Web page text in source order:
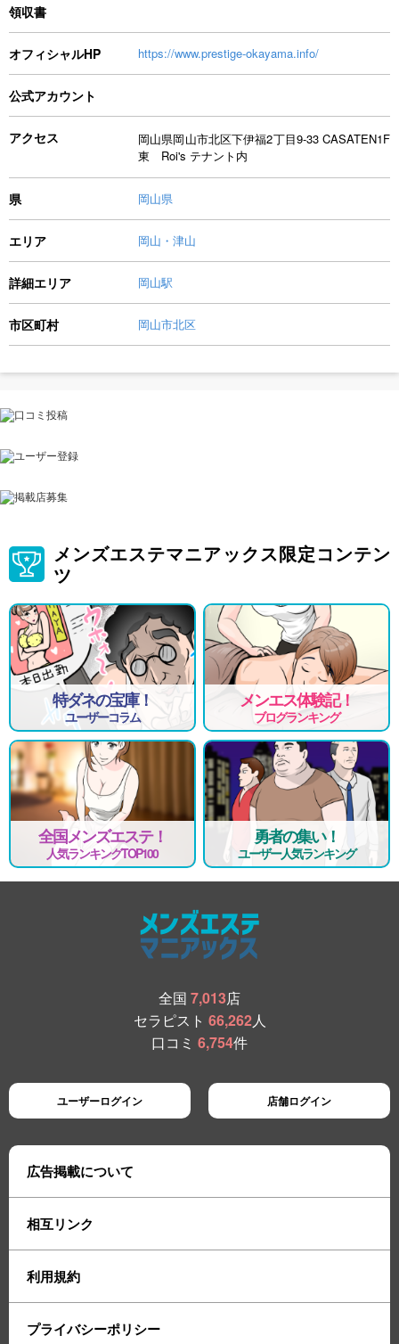
領収書
オフィシャルHP https://www.prestige-okayama.info/
公式アカウント
アクセス
岡山県岡山市北区下伊福2丁目9-33 CASATEN1F
東 Roi's テナント内
県 岡山県
エリア 岡山・津山
詳細エリア 岡山駅
市区町村 岡山市北区
メンズエステマニアックス限定コンテン
ツ
特ダネの宝庫！
ユーザーコラム
メンエス体験記！
ブログランキング
全国メンズエステ！
人気ランキングTOP100
勇者の集い！
ユーザー人気ランキング
全国 7,013店
セラピスト 66,262人
口コミ 6,754件
ユーザーログイン 店舗ログイン
広告掲載について
相互リンク
利用規約
プライバシーポリシー